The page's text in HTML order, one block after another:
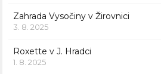
Zahrada Vysočiny v Žirovnici
3. 8. 2025
Roxette v J. Hradci
1. 8. 2025